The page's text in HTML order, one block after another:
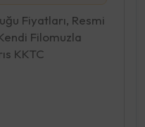
Fiyatları, Resmi
Filomuzla
KKTC